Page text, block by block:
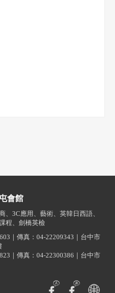
會館
、3C應用、藝術、英韓日西語、
程、劍橋英檢
｜傳真：04-22209343｜台中市
｜傳真：04-22300386｜台中市